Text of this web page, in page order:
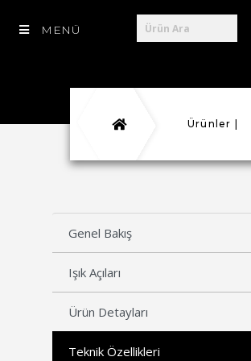
MENÜ
Ürünler |
Genel Bakış
Işık Açıları
Ürün Detayları
Teknik Özellikleri